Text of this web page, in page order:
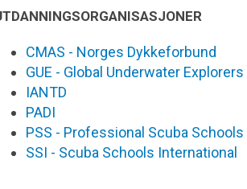
CMAS - Norges Dykkeforbund
GUE - Global Underwater Explorers
IANTD
PADI
PSS - Professional Scuba Schools
SSI - Scuba Schools International